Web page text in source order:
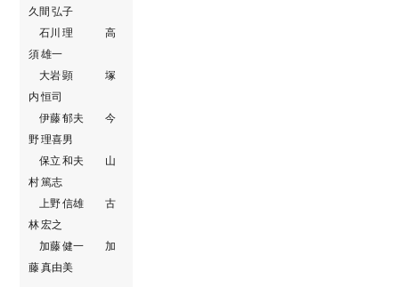
久間 弘子
石川 理 高
須 雄一
大岩 顕 塚
内 恒司
伊藤 郁夫 今
野 理喜男
保立 和夫 山
村 篤志
上野 信雄 古
林 宏之
加藤 健一 加
藤 真由美